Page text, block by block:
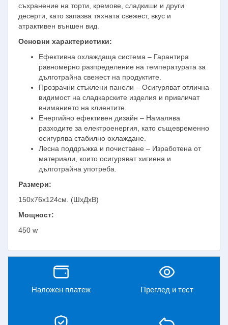
съхранение на торти, кремове, сладкиши и други
десерти, като запазва тяхната свежест, вкус и
атрактивен външен вид.
Основни характеристики:
Ефективна охлаждаща система – Гарантира
равномерно разпределение на температурата за
дълготрайна свежест на продуктите.
Прозрачни стъклени панели – Осигуряват отлична
видимост на сладкарските изделия и привличат
вниманието на клиентите.
Енергийно ефективен дизайн – Намалява
разходите за електроенергия, като същевременно
осигурява стабилно охлаждане.
Лесна поддръжка и почистване – Изработена от
материали, които осигуряват хигиена и
дълготрайна употреба.
Размери:
150х76х124см. (ШхДхВ)
Мощност:
450 w
Наложен платеж Преглед и тест